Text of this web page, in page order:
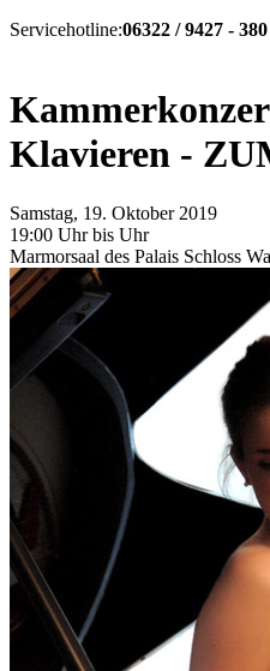
Servicehotline:06322 / 9427 - 380
Klavieren -
Samstag, 19. Oktober 2019
19:00 Uhr bis Uhr
Marmorsaal des Palais Schloss